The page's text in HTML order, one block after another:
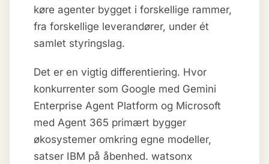
køre agenter bygget i forskellige rammer,
fra forskellige leverandører, under ét
samlet styringslag.
Det er en vigtig differentiering. Hvor
konkurrenter som Google med Gemini
Enterprise Agent Platform og Microsoft
med Agent 365 primært bygger
økosystemer omkring egne modeller,
satser IBM på åbenhed. watsonx